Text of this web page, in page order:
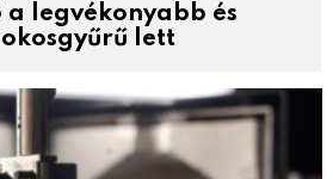
a legvékonyabb és
lett